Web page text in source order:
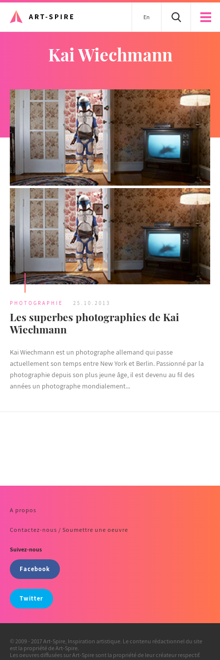
En
Kai Wiechmann
PHOTOGRAPHIE 25.10.2013
Les superbes photographies de Kai
Wiechmann
Kai Wiechmann est un photographe allemand qui passe
actuellement son temps entre New York et Berlin. Passionné par la
photographie depuis son plus jeune âge, il est devenu au fil des
années un photographe mondialement...
A propos
Contactez-nous / Soumettre une oeuvre
Suivez-nous
Facebook
Twitter
© 2009 - 2017 Art-Spire, Inspiration artistique. Le contenu rédactionnel du site
est la propriété de Art-Spire.
Les oeuvres diffusées sur Art-Spire sont la propriété de leur créateur respectif.